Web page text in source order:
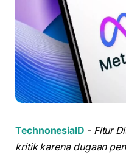
TechnonesiaID - Fitur
kritik karena dugaan